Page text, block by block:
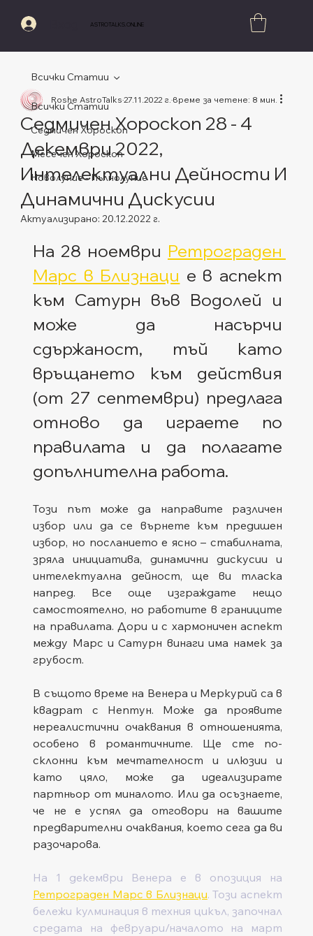
ASTROTALKS.ONLINE
Всички Статии
Седмичен Хороскоп
Месечен Хороскоп
Новолуние - Пълнолуние
Всички Статии
Седмичен Хороскоп 28 - 4
Декември 2022,
Интелектуални Дейности И
Динамични Дискусии
Roshe AstroTalks27.11.2022 г.време за четене: 8 мин.
Актуализирано:20.12.2022 г.
На 28 ноември Ретрограден
Марс в Близнаци е в аспект
към Сатурн във Водолей и
може да насърчи
сдържаност, тъй като
връщането към действия
(от 27 септември) предлага
отново да играете по
правилата и да полагате
допълнителна работа.
Този път може да направите различен
избор или да се върнете към предишен
избор, но посланието е ясно – стабилната,
зряла инициатива, динамични дискусии и
интелектуална дейност, ще ви тласка
напред. Все още изграждате нещо
самостоятелно, но работите в границите
на правилата. Дори и с хармоничен аспект
между Марс и Сатурн винаги има намек за
грубост.
В същото време на Венера и Меркурий са в
квадрат с Нептун. Може да проявите
нереалистични очаквания в отношенията,
особено в романтичните. Ще сте по-
склонни към мечтателност и илюзии и
като цяло, може да идеализирате
партньор от миналото. Или да осъзнаете,
че не е успял да отговори на вашите
предварителни очаквания, което сега да ви
разочарова.
Ретрограден Марс в Близнаци. Този аспект
бележи кулминация в техния цикъл, започнал
средата на февруари/началото на март